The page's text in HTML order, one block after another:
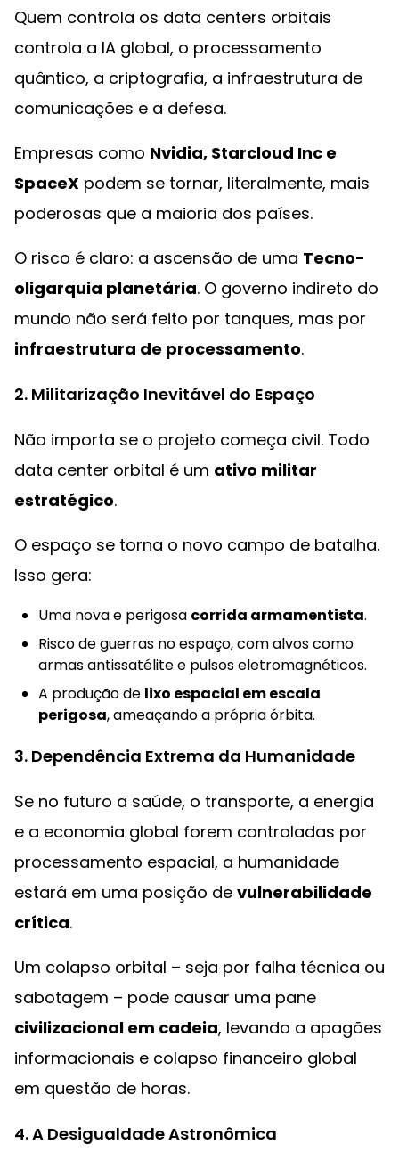
Quem controla os data centers orbitais
controla a IA global, o processamento
quântico, a criptografia, a infraestrutura de
comunicações e a defesa.
Empresas como Nvidia, Starcloud Inc e
SpaceX podem se tornar, literalmente, mais
poderosas que a maioria dos países.
O risco é claro: a ascensão de uma Tecno-
oligarquia planetária. O governo indireto do
mundo não será feito por tanques, mas por
infraestrutura de processamento.
2. Militarização Inevitável do Espaço
Não importa se o projeto começa civil. Todo
data center orbital é um ativo militar
estratégico.
O espaço se torna o novo campo de batalha.
Isso gera:
Uma nova e perigosa corrida armamentista.
Risco de guerras no espaço, com alvos como
armas antissatélite e pulsos eletromagnéticos.
A produção de lixo espacial em escala
perigosa, ameaçando a própria órbita.
3. Dependência Extrema da Humanidade
Se no futuro a saúde, o transporte, a energia
e a economia global forem controladas por
processamento espacial, a humanidade
estará em uma posição de vulnerabilidade
crítica.
Um colapso orbital – seja por falha técnica ou
sabotagem – pode causar uma pane
civilizacional em cadeia, levando a apagões
informacionais e colapso financeiro global
em questão de horas.
4. A Desigualdade Astronômica